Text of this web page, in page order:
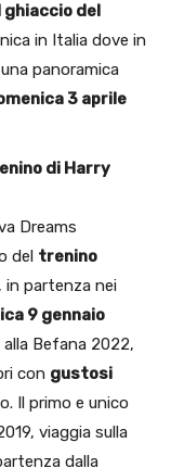
del
in Italia dove in
panoramica
3 aprile
di Harry
Dreams
del trenino
in partenza nei
9 gennaio
alla Befana 2022,
con gustosi
Il primo e unico
viaggia sulla
dalla